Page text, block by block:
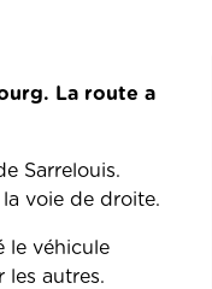
La route a
Sarrelouis.
voie de droite.
le véhicule
les autres.